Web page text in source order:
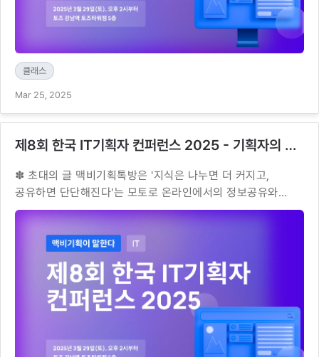
클래스
Mar 25, 2025
제8회 한국 IT기획자 컨퍼런스 2025 - 기획자의 취업/이직/연봉/포폴 그리고 커리어패스이(가) 개설되었습니다!🚀
✽ 초대의 글 맥비기획톡방은 '지식은 나누면 더 커지고,
공유하면 단단해진다'는 모토로 온라인에서의 정보공유와
오프라인에서의 인맥교류를 위해 개설된 기획정보공유
8200명이 참여해주시어 오픈톡방의 기획관련 커뮤니티중
국내 최대 커뮤니티가 되었고, . 이런 지식나눔에 공감한
강연자와 서포터가 모여 3월…